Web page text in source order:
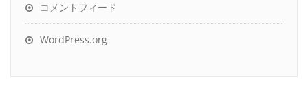
コメントフィード
WordPress.org